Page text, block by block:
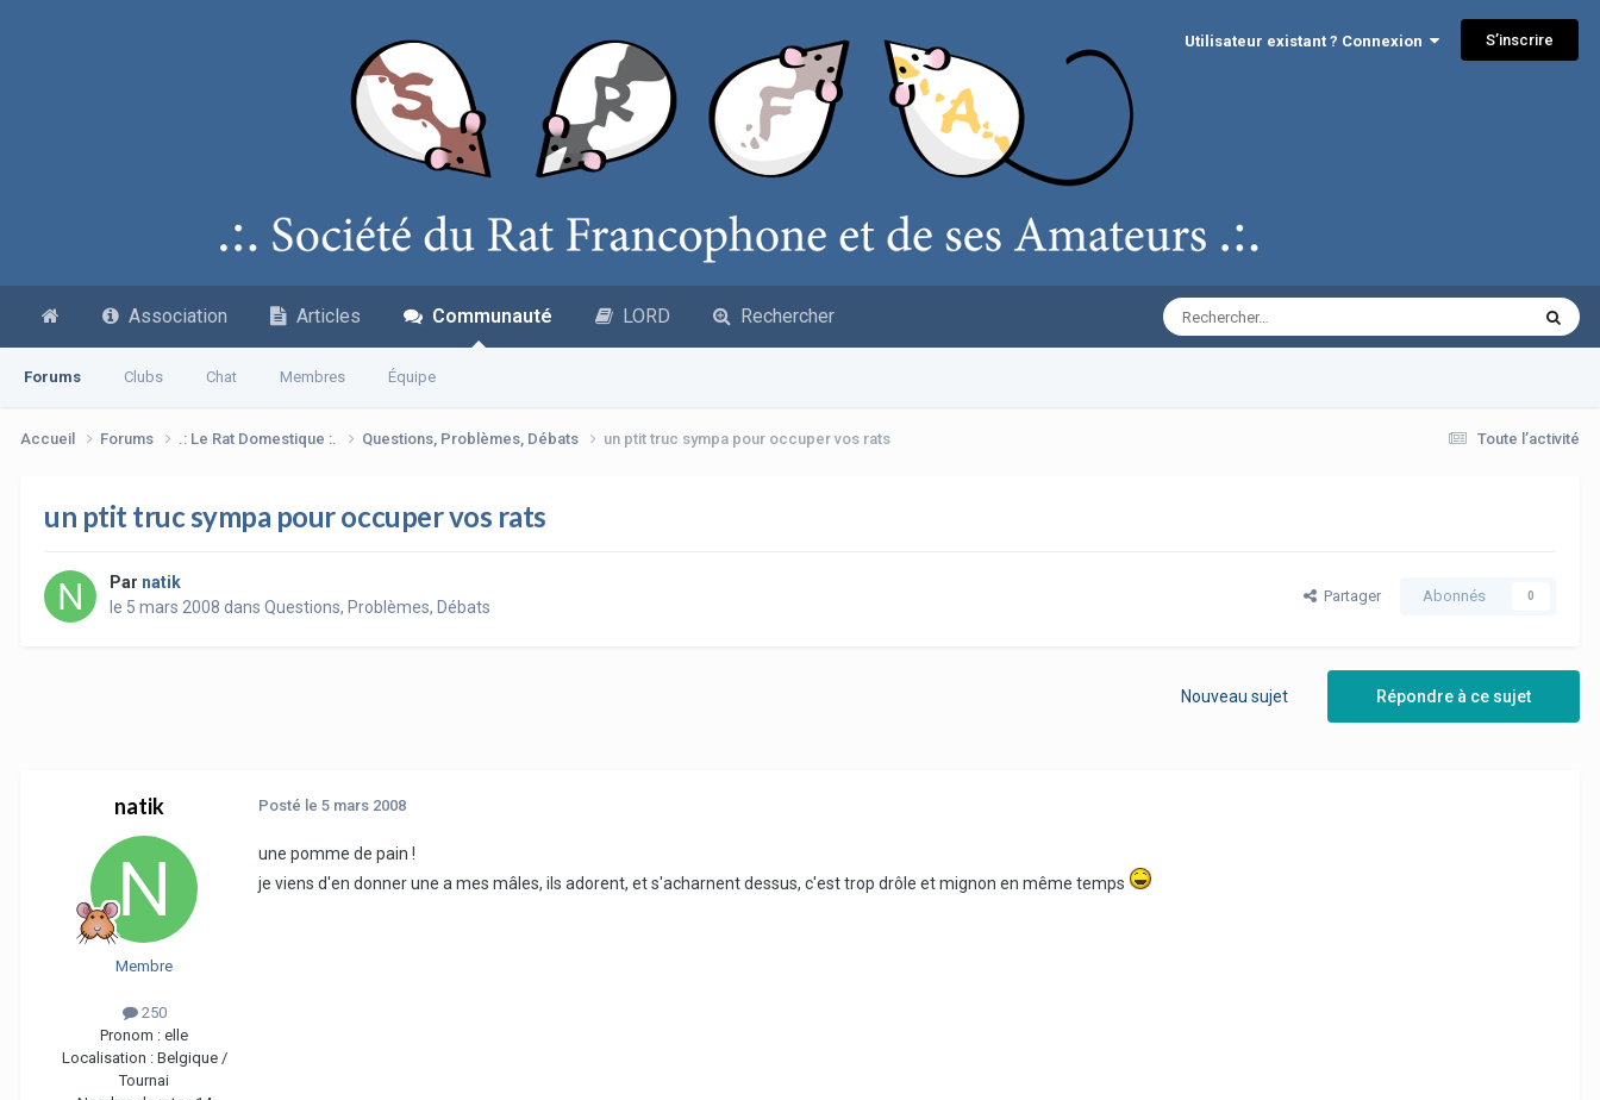
Utilisateur existant ? Connexion S’inscrire
Association Articles Communauté
Forums Clubs Chat Membres Équipe
LORD Rechercher
Toute l’activité
Accueil Forums .: Le Rat Domestique :. Questions, Problèmes, Débats un ptit truc sympa pour occuper vos rats
un ptit truc sympa pour occuper vos rats
Par natik
le 5 mars 2008 dans Questions, Problèmes, Débats
Partager Abonnés 0
Répondre à ce sujet
Nouveau sujet
natik
Membre
250
Pronom : elle
Localisation : Belgique /
Tournai
Posté le 5 mars 2008
une pomme de pain !
je viens d'en donner une a mes mâles, ils adorent, et s'acharnent dessus, c'est trop drôle et mignon en même temps